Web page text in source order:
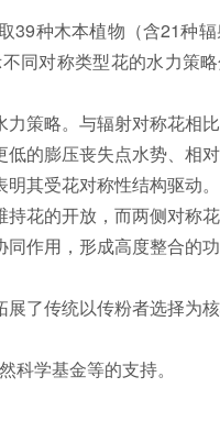
种木本植物（含21种辐
同对称类型花的水力策
策略。与辐射对称花相
的膨压丧失点水势、相
其受花对称性结构驱动。
花的开放，而两侧对称
作用，形成高度整合的
了传统以传粉者选择为
科学基金等的支持。